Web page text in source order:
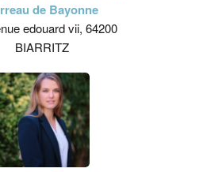
de Bayonne
edouard vii, 64200
BIARRITZ